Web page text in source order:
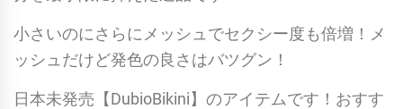
小さいのにさらにメッシュでセクシー度も倍増！メ
ッシュだけど発色の良さはバツグン！
日本未発売【DubioBikini】のアイテムです！おすす